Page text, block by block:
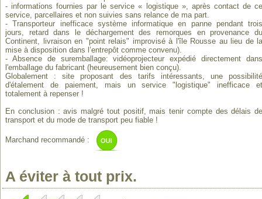
- informations fournies par le service « logistique », après contact de ce
service, parcellaires et non suivies sans relance de ma part.
- Transporteur inefficace système informatique en panne pendant trois
jours, retard dans le déchargement des remorques en provenance du
Continent, livraison en "point relais" improvisé à l'île Rousse au lieu de la
mise à disposition dans l’entrepôt comme convenu).
- Absence de suremballage: vidéoprojecteur expédié directement dans
l'emballage du fabricant (heureusement bien conçu).
Globalement : site proposant des tarifs intéressants, une possibilité
d'étalement de paiement, mais un service "logistique" inefficace et
totalement à repenser !
En conclusion : avis malgré tout positif, mais tenir compte des délais de
transport et du mode de transport peu fiable !
Marchand recommandé :
A éviter à tout prix.